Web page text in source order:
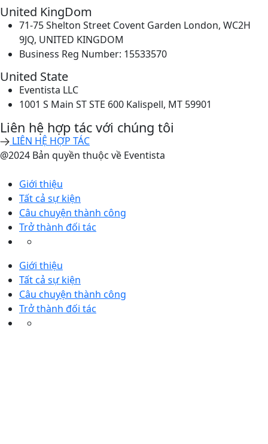
United KingDom
71-75 Shelton Street Covent Garden London, WC2H
9JQ, UNITED KINGDOM
Business Reg Number: 15533570
United State
Eventista LLC
1001 S Main ST STE 600 Kalispell, MT 59901
Liên hệ hợp tác với chúng tôi
LIÊN HỆ HỢP TÁC
@2024 Bản quyền thuộc về Eventista
Giới thiệu
Tất cả sự kiện
Câu chuyện thành công
Trở thành đối tác
Giới thiệu
Tất cả sự kiện
Câu chuyện thành công
Trở thành đối tác